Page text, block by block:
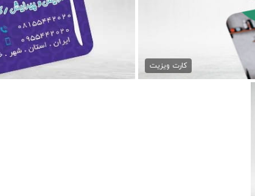
کارت ویزیت